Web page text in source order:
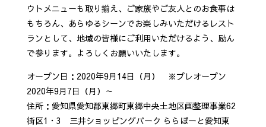
ウトメニューも取り揃え、ご家族やご友人とのお食事は
もちろん、あらゆるシーンでお楽しみいただけるレスト
ランとして、地域の皆様にご利用いただけるよう、励ん
で参ります。よろしくお願いいたします。
オープン日：2020年9月14日（月） ※プレオープン
2020年9月7日（月）～
住所：愛知県愛知郡東郷町東郷中央土地区画整理事業62
街区1・3 三井ショッピングパーク ららぽーと愛知東